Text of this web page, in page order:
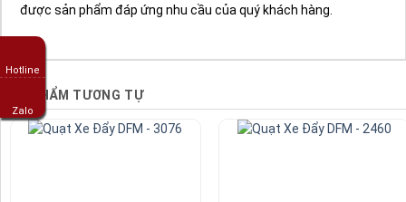
Hoạt động êm ái với trục vận hành bằng vòng bi Nhật Bản.
Chống chập cháy động cơ với TC cảm biến, có thể tự ngắt
hoạt động của quạt khi nhiệt độ lên tới 120 độ.
Lồng quạt chắc chắn, an toàn khi sử dụng.
Liên hệ số điện thoại 090 818 1013
để chúng tôi được tư vấn
thêm về sản phẩm cho quý khách. Với dịch vụ tận tâm và đội
Hotline
Zalo